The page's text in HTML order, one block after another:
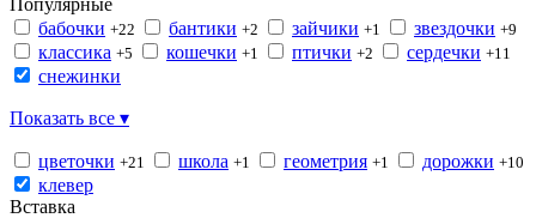
бабочки +22 бантики +2 зайчики +1 звездочки +9
классика +5 кошечки +1 птички +2 сердечки +11
снежинки
Показать все ▾
цветочки +21 школа +1 геометрия +1 дорожки +10
клевер
Вставка